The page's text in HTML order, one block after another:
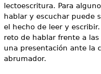
lectoescritura. Para
hablar y escuchar puede
el hecho de leer y
reto de hablar frente a
una presentación ante la
abrumador.